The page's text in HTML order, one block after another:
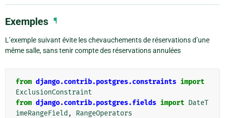
Exemples ¶
L’exemple suivant évite les chevauchements de réservations d’une
même salle, sans tenir compte des réservations annulées
from django.contrib.postgres.constraints import
ExclusionConstraint
from django.contrib.postgres.fields import DateT
imeRangeField ,
RangeOperators